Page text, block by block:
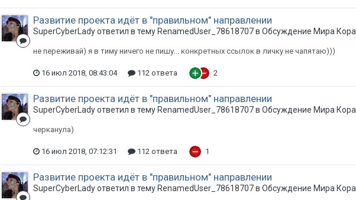
Развитие проекта идёт в "правильном" направлении
SuperCyberLady ответил в тему RenamedUser_78618707 вОбсуждение Мира
не переживай) я в тиму ничего не пишу... конкретных ссылок в личку не чапятаю)))
16 июл 2018, 08:43:04 112 ответа 2
Развитие проекта идёт в "правильном" направлении
SuperCyberLady ответил в тему RenamedUser_78618707 вОбсуждение Мира
черканула)
16 июл 2018, 07:12:31 112 ответа 1
Развитие проекта идёт в "правильном" направлении
SuperCyberLady ответил в тему RenamedUser_78618707 вОбсуждение Мира